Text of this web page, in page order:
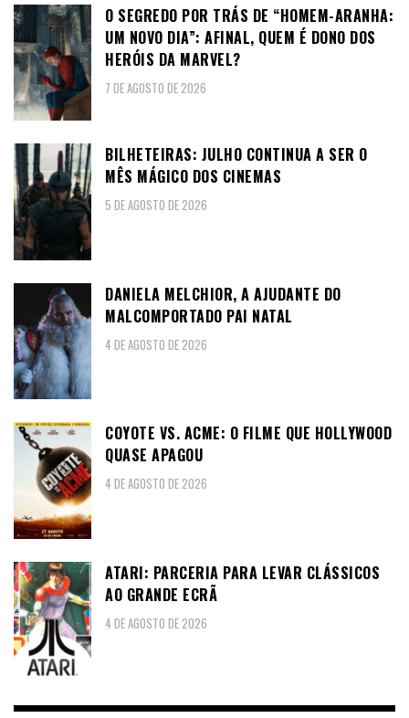
O SEGREDO POR TRÁS DE “HOMEM-ARANHA:
UM NOVO DIA”: AFINAL, QUEM É DONO DOS
HERÓIS DA MARVEL?
7 DE AGOSTO DE 2026
BILHETEIRAS: JULHO CONTINUA A SER O
MÊS MÁGICO DOS CINEMAS
5 DE AGOSTO DE 2026
DANIELA MELCHIOR, A AJUDANTE DO
MALCOMPORTADO PAI NATAL
4 DE AGOSTO DE 2026
COYOTE VS. ACME: O FILME QUE HOLLYWOOD
QUASE APAGOU
4 DE AGOSTO DE 2026
ATARI: PARCERIA PARA LEVAR CLÁSSICOS
AO GRANDE ECRÃ
4 DE AGOSTO DE 2026